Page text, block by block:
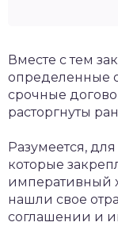
Вместе с тем
определенные
срочные
расторгнуты
Разумеется,
которые
императивный
нашли свое
соглашении и